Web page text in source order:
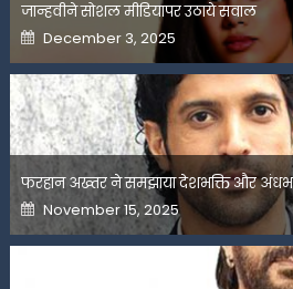
जान्हवीने सोशल मीडियापर उठाये सवाल
Posted
on
December 3, 2025
फरहान अख्तर ने समझाया देशभक्ति और
Posted
on
November 15, 2025